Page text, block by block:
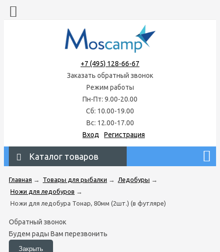
+7 (495) 128-66-67
Заказать обратный звонок
Режим работы
Пн-Пт: 9.00-20.00
Сб: 10.00-19.00
Вс: 12.00-17.00
Вход
Регистрация
Каталог товаров
Главная → Товары для рыбалки → Ледобуры →
Ножи для ледобуров →
Ножи для ледобура Тонар, 80мм (2шт.) (в футляре)
Обратный звонок
Будем рады Вам перезвонить